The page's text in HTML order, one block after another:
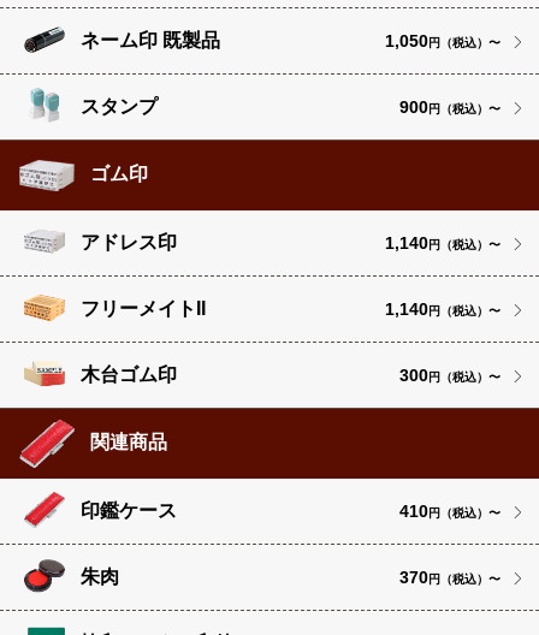
ネーム印 既製品 1,050円（税込）〜
スタンプ 900円（税込）〜
ゴム印
アドレス印 1,140円（税込）〜
フリーメイトII 1,140円（税込）〜
木台ゴム印 300円（税込）〜
関連商品
印鑑ケース 410円（税込）〜
朱肉 370円（税込）〜